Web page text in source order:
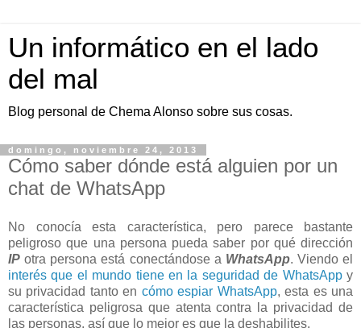
Un informático en el lado
del mal
Blog personal de Chema Alonso sobre sus cosas.
domingo, noviembre 24, 2013
Cómo saber dónde está alguien por un
chat de WhatsApp
No conocía esta característica, pero parece bastante
peligroso que una persona pueda saber por qué dirección
IP otra persona está conectándose a WhatsApp. Viendo el
interés que el mundo tiene en la seguridad de WhatsAppy
su privacidad tanto en cómo espiar WhatsApp, esta es una
característica peligrosa que atenta contra la privacidad de
las personas, así que lo mejor es que la deshabilites.